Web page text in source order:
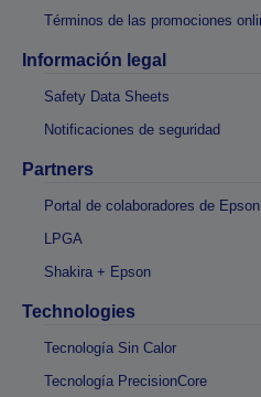
Términos de las promociones
Información legal
Safety Data Sheets
Notificaciones de seguridad
Partners
Portal de colaboradores de Epson
LPGA
Shakira + Epson
Technologies
Tecnología Sin Calor
Tecnología PrecisionCore